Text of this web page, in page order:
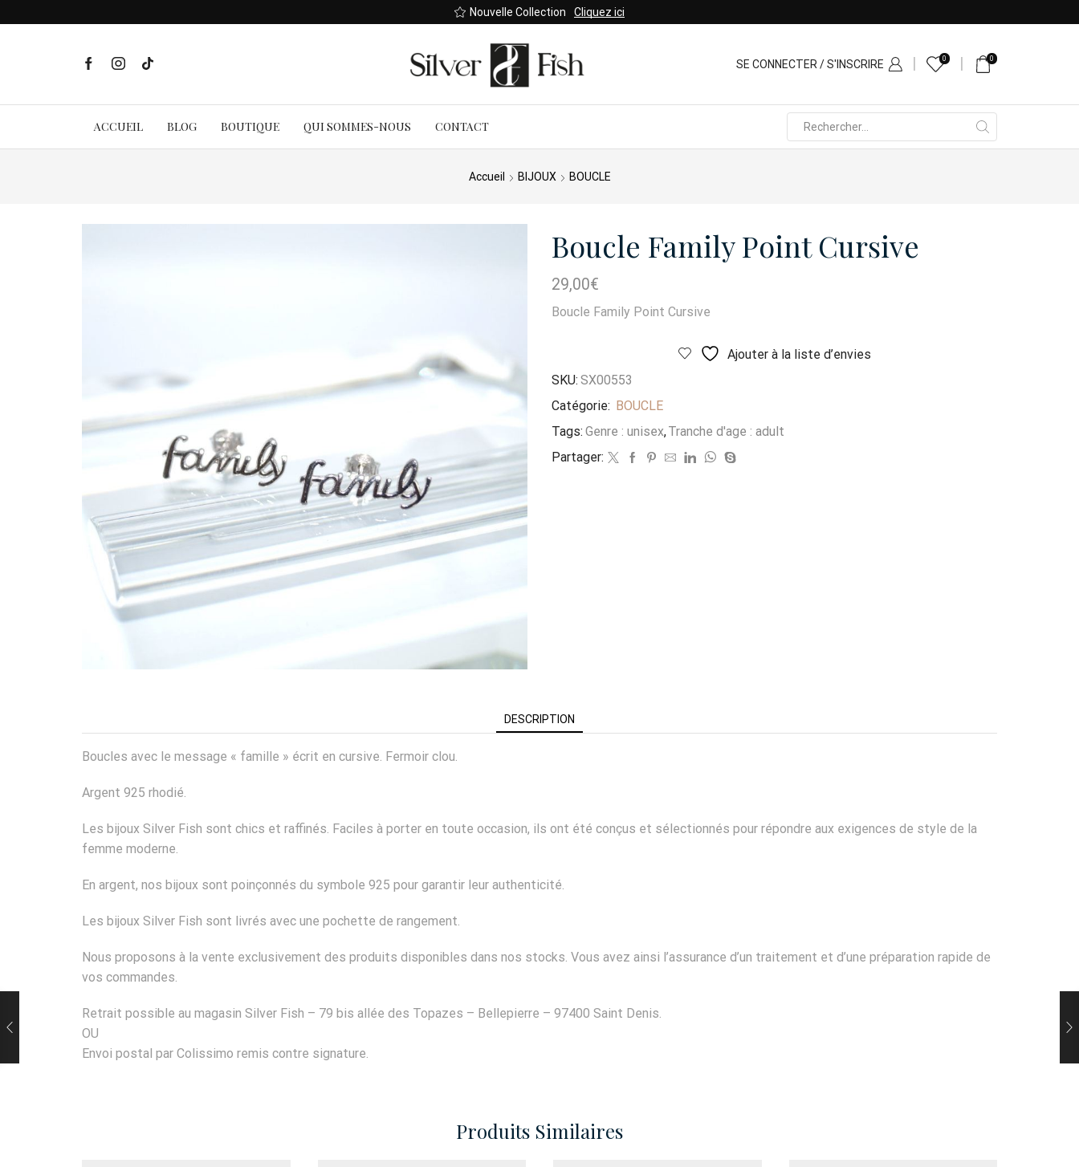
Nouvelle Collection Cliquez ici
SE CONNECTER / S'INSCRIRE 0 0
ACCUEIL BLOG BOUTIQUE QUI SOMMES-NOUS CONTACT
input
Accueil BIJOUX BOUCLE
Boucle Family Point Cursive
29,00€
Boucle Family Point Cursive
Ajouter à la liste d’envies
SKU: SX00553
Catégorie: BOUCLE
Tags: Genre : unisex,Tranche d'age : adult
Partager:
DESCRIPTION
Boucles avec le message « famille » écrit en cursive. Fermoir clou.
Argent 925 rhodié.
Les bijoux Silver Fish sont chics et raffinés. Faciles à porter en toute occasion, ils ont été conçus et sélectionnés pour répondre aux exigences de style de la
femme moderne.
En argent, nos bijoux sont poinçonnés du symbole 925 pour garantir leur authenticité.
Les bijoux Silver Fish sont livrés avec une pochette de rangement.
Nous proposons à la vente exclusivement des produits disponibles dans nos stocks. Vous avez ainsi l’assurance d’un traitement et d’une préparation rapide de
vos commandes.
Retrait possible au magasin Silver Fish – 79 bis allée des Topazes – Bellepierre – 97400 Saint Denis.
OU
Envoi postal par Colissimo remis contre signature.
Produits Similaires